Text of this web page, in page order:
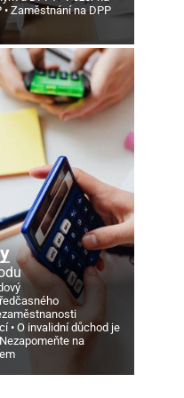
Zaměstnání na DPP
O invalidní důchod je
Nezapomeňte na